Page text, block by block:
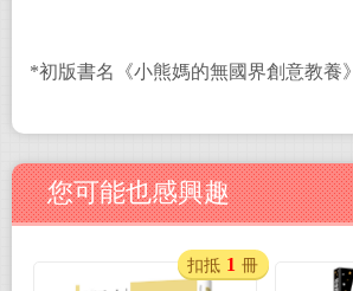
*初版書名《小熊媽的無國界創意教養》
您可能也感興趣
扣抵 1 冊